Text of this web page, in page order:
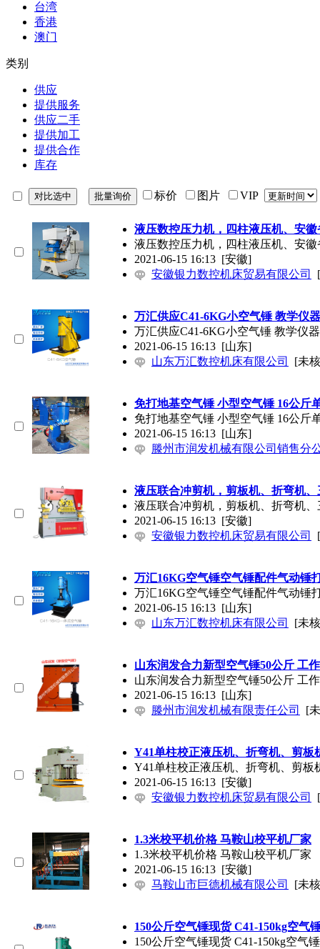
台湾
香港
澳门
类别
供应
提供服务
供应二手
提供加工
提供合作
库存
标价 图片 VIP
液压数控压力机，四柱液压机、安
液压数控压力机，四柱液压机、安
2021-06-15 16:13 [安徽]
安徽银力数控机床贸易有限公司
万汇供应C41-6KG小空气锤 教学仪
万汇供应C41-6KG小空气锤 教学仪
2021-06-15 16:13 [山东]
山东万汇数控机床有限公司
[未
免打地基空气锤 小型空气锤 16公斤
免打地基空气锤 小型空气锤 16公斤
2021-06-15 16:13 [山东]
滕州市润发机械有限公司销售分
液压联合冲剪机，剪板机、折弯机、
液压联合冲剪机，剪板机、折弯机、
2021-06-15 16:13 [安徽]
安徽银力数控机床贸易有限公司
万汇16KG空气锤空气锤配件气动锤
万汇16KG空气锤空气锤配件气动锤
2021-06-15 16:13 [山东]
山东万汇数控机床有限公司
[未
山东润发合力新型空气锤50公斤 工
山东润发合力新型空气锤50公斤 工
2021-06-15 16:13 [山东]
滕州市润发机械有限责任公司
[
Y41单柱校正液压机、折弯机、剪板
Y41单柱校正液压机、折弯机、剪板
2021-06-15 16:13 [安徽]
安徽银力数控机床贸易有限公司
1.3米校平机价格 马鞍山校平机厂家
1.3米校平机价格 马鞍山校平机厂家
2021-06-15 16:13 [安徽]
马鞍山市巨德机械有限公司
[未
150公斤空气锤现货 C41-150kg空气
150公斤空气锤现货 C41-150kg空气